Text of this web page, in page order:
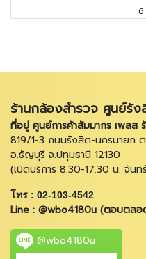
6
ร้านกล้องสำรวจ ศูนย์รัง
ที่อยู่ ศูนย์การค้าสัมมากร เพล
819/1-3 ถนนรังสิต-นครนายก ต
อ.ธัญบุรี จ.ปทุมธานี 12130
(เปิดบริการ 8.30-17.30 น. จันท
โทร : 02-103-4542
Line : @wbo4180u (ตอบตล
@wbo4180u